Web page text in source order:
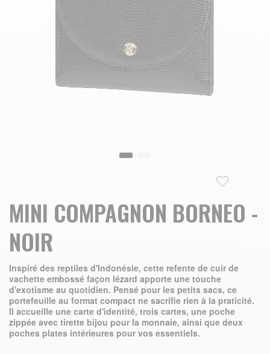
MINI COMPAGNON BORNEO -
NOIR
Inspiré des reptiles d'Indonésie, cette refente de cuir de
vachette embossé façon lézard apporte une touche
d'exotisme au quotidien. Pensé pour les petits sacs, ce
portefeuille au format compact ne sacrifie rien à la praticité.
Il accueille une carte d'identité, trois cartes, une poche
zippée avec tirette bijou pour la monnaie, ainsi que deux
poches plates intérieures pour vos essentiels.